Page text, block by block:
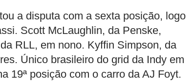
a disputa com a sexta posição, logo
Scott McLaughlin, da Penske,
RLL, em nono. Kyffin Simpson, da
Único brasileiro do grid da Indy em
19ª posição com o carro da AJ Foyt.